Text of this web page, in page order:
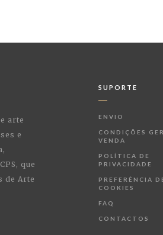
arte
e
que
de Arte
SUPORTE
ENVIO
CONDIÇÕES
VENDA
POLÍTICA DE
PRIVACIDADE
PREFERÊNCIA
COOKIES
FAQ
CONTACTOS